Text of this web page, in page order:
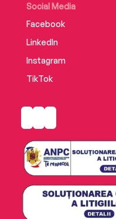
Social Media
Facebook
LinkedIn
Instagram
TikTok